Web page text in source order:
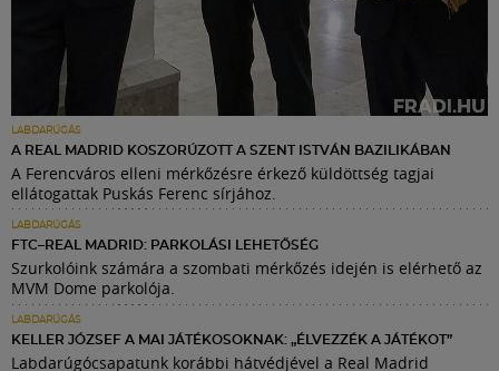
LABDARÚGÁS
A REAL MADRID KOSZORÚZOTT A SZENT ISTVÁN BAZILIKÁBAN
A Ferencváros elleni mérkőzésre érkező küldöttség tagjai
ellátogattak Puskás Ferenc sírjához.
LABDARÚGÁS
FTC–REAL MADRID: PARKOLÁSI LEHETŐSÉG
Szurkolóink számára a szombati mérkőzés idején is elérhető az
MVM Dome parkolója.
LABDARÚGÁS
KELLER JÓZSEF A MAI JÁTÉKOSOKNAK: „ÉLVEZZÉK A JÁTÉKOT”
Labdarúgócsapatunk korábbi hátvédjével a Real Madrid